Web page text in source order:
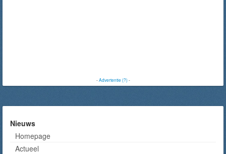
-Advertentie (?)-
Nieuws
Homepage
Actueel